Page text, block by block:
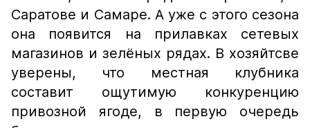
Саратове и Самаре. А уже с этого сезона
она появится на прилавках сетевых
магазинов и зелёных рядах. В хозяйтсве
уверены, что местная клубника
составит ощутимую конкуренцию
привозной ягоде, в первую очередь